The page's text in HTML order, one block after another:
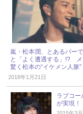
嵐・松本潤、とあるバー
と「よく遭遇する」!? メ
驚く松本の“イケメン人脈”
2018年1月21日
ラブコ
が実現！